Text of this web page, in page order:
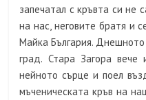
запечатал с кръвта си не
на нас, неговите братя и
Майка България.
град. Стара Загора
нейното сърце и поел
мъченическата кръв на